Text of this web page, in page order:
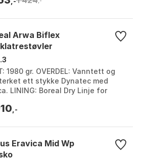
Arwa Biflex
1980 gr. OVERDEL: Vanntett og
ett stykke Dynatec med
LINING: Boreal Dry Linje for
MELLOMSÅ...
,-
Eravica Mid Wp